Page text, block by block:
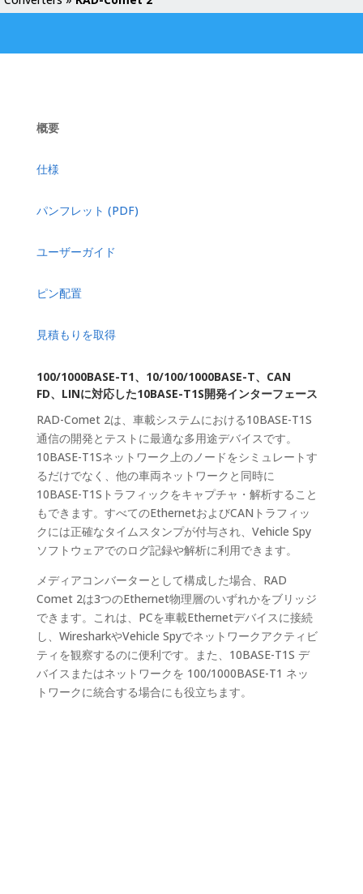
概要
仕様
パンフレット (PDF)
ユーザーガイド
ピン配置
見積もりを取得
100/1000BASE-T1、10/100/1000BASE-T、CAN
FD、LINに対応した10BASE-T1S開発インターフェース
RAD-Comet 2は、車載システムにおける10BASE-T1S
通信の開発とテストに最適な多用途デバイスです。
10BASE-T1Sネットワーク上のノードをシミュレートす
るだけでなく、他の車両ネットワークと同時に
10BASE-T1Sトラフィックをキャプチャ・解析すること
もできます。すべてのEthernetおよびCANトラフィッ
クには正確なタイムスタンプが付与され、Vehicle Spy
ソフトウェアでのログ記録や解析に利用できます。
メディアコンバーターとして構成した場合、RAD
Comet 2は3つのEthernet物理層のいずれかをブリッジ
できます。これは、PCを車載Ethernetデバイスに接続
し、WiresharkやVehicle Spyでネットワークアクティビ
ティを観察するのに便利です。また、10BASE-T1S デ
バイスまたはネットワークを 100/1000BASE-T1 ネッ
トワークに統合する場合にも役立ちます。